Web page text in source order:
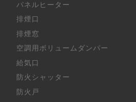
パネルヒーター
排煙口
排煙窓
空調用ボリュームダンパー
給気口
防火シャッター
防火戸